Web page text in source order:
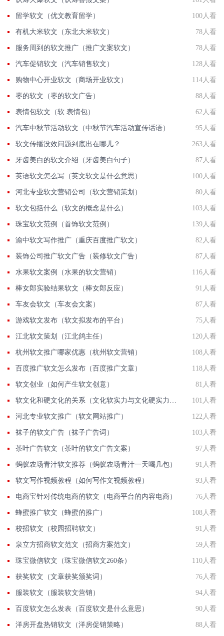
留学软文（优文教育留学） 100人看
有机大米软文（东北大米软文） 78人看
服务周到的软文推广（推广文案软文） 78人看
汽车促销软文（汽车销售软文） 128人看
购物中心开业软文（商场开业软文） 114人看
枣的软文（枣的软文广告） 88人看
表情包软文（软 表情包） 62人看
汽车中秋节活动软文（中秋节汽车活动宣传话语） 95人看
软文传播没效问题到底出在哪儿？ 263人看
牙齿美白的软文介绍（牙齿美白句子） 87人看
英语软文怎么写（英文软文是什么意思） 100人看
河北专业软文营销公司（软文营销策划） 80人看
软文包括什么（软文的概念是什么） 103人看
珠宝软文范例（首饰软文范例） 139人看
渝中软文写作推广（重庆百度推广软文） 82人看
装饰公司推广软文广告（装修软文广告） 87人看
水果软文案例（水果的软文营销） 116人看
棒女郎实验结果软文（棒女郎反应） 91人看
车友会软文（车友会文案） 87人看
游戏软文发布（软文拟发布的平台） 75人看
江北软文策划（江北鸽主任） 120人看
杭州软文推广哪家优惠（杭州软文营销） 108人看
百度推广软文怎么发布（百度推广文章） 118人看
软文创业（如何产生软文创意） 81人看
101人看
河北专业软文推广（软文网站推广） 122人看
袜子的软文广告（袜子广告词） 103人看
茶叶广告软文（茶叶的软文广告文案） 97人看
蚂蚁农场青汁软文推荐（蚂蚁农场青汁一天喝几包） 91人看
软文写作视频教程（如何写作文视频教程） 93人看
电商宝针对传统电商的软文（电商平台的内容电商） 76人看
蜂蜜推广软文（蜂蜜的推广） 108人看
校招软文（校园招聘软文） 91人看
泉立方招商软文范文（招商方案范文） 59人看
珠宝微信软文（珠宝微信软文260条） 110人看
获奖软文（文章获奖颁奖词） 76人看
服装软文（服装软文营销） 94人看
百度软文怎么发表（百度软文是什么意思） 90人看
洋房开盘热销软文（洋房促销策略） 88人看